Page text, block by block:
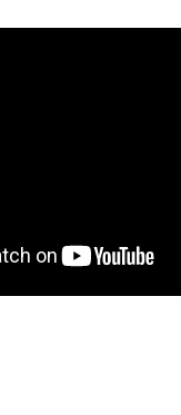
사진, 광고디자인 - 중외